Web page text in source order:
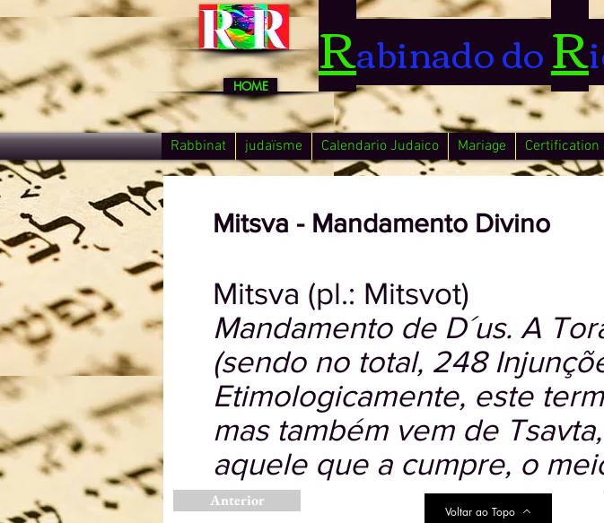
HOME Rabinado doR
Rabbinat judaïsme Calendario Judaico Mariage Certification
Mitsva - Mandamento Divino
Mitsva (pl.: Mitsvot)
Mandamento de D´us. A
(sendo no total, 248
Etimologicamente, este
mas também vem de
aquele que a cumpre, o
Anterior
Voltar ao Topo